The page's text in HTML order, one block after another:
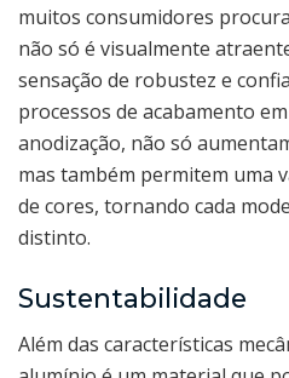
muitos consumidores
não só é visualmente
sensação de robustez e
processos de acabamento
anodização, não só
mas também permitem uma
de cores, tornando cada
distinto.
Sustentabilidade
Além das características